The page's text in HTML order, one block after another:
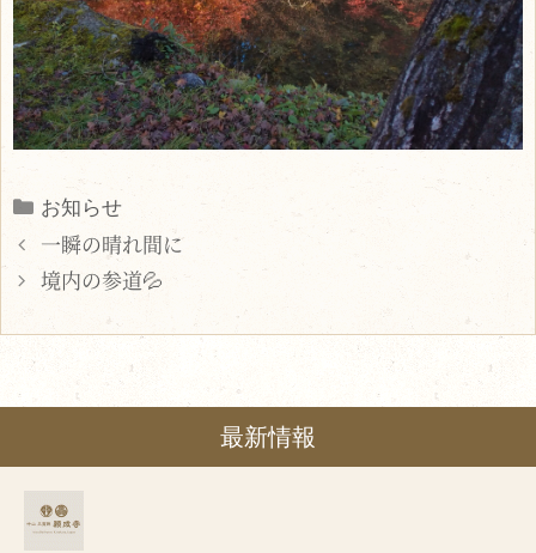
Categories
お知らせ
一瞬の晴れ間に
境内の参道💦
最新情報